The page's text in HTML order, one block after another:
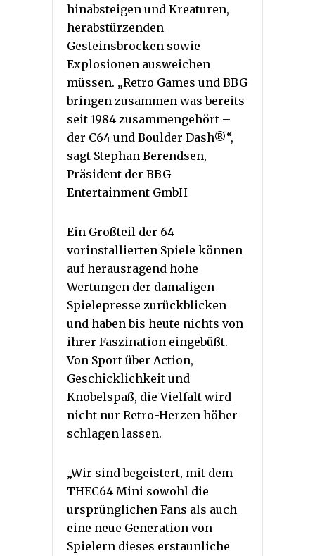
hinabsteigen und Kreaturen,
herabstürzenden
Gesteinsbrocken sowie
Explosionen ausweichen
müssen. „Retro Games und BBG
bringen zusammen was bereits
seit 1984 zusammengehört –
der C64 und Boulder Dash®“,
sagt Stephan Berendsen,
Präsident der BBG
Entertainment GmbH
Ein Großteil der 64
vorinstallierten Spiele können
auf herausragend hohe
Wertungen der damaligen
Spielepresse zurückblicken
und haben bis heute nichts von
ihrer Faszination eingebüßt.
Von Sport über Action,
Geschicklichkeit und
Knobelspaß, die Vielfalt wird
nicht nur Retro-Herzen höher
schlagen lassen.
„Wir sind begeistert, mit dem
THEC64 Mini sowohl die
ursprünglichen Fans als auch
eine neue Generation von
Spielern dieses erstaunliche